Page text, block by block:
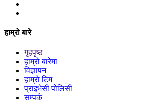
हाम्रो बारे
गृहपृष्ठ
हाम्रो बारेमा
विज्ञापन
हाम्रो टिम
प्राइभेसी पोलिसी
सम्पर्क